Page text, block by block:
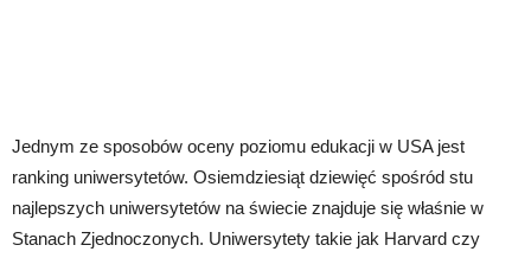
Jednym ze sposobów oceny poziomu edukacji w USA jest
ranking uniwersytetów. Osiemdziesiąt dziewięć spośród stu
najlepszych uniwersytetów na świecie znajduje się właśnie w
Stanach Zjednoczonych. Uniwersytety takie jak Harvard czy